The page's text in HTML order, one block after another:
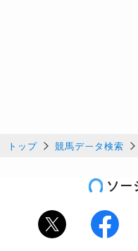
トップ 競馬データ検索
ソー
Twitter Facebook